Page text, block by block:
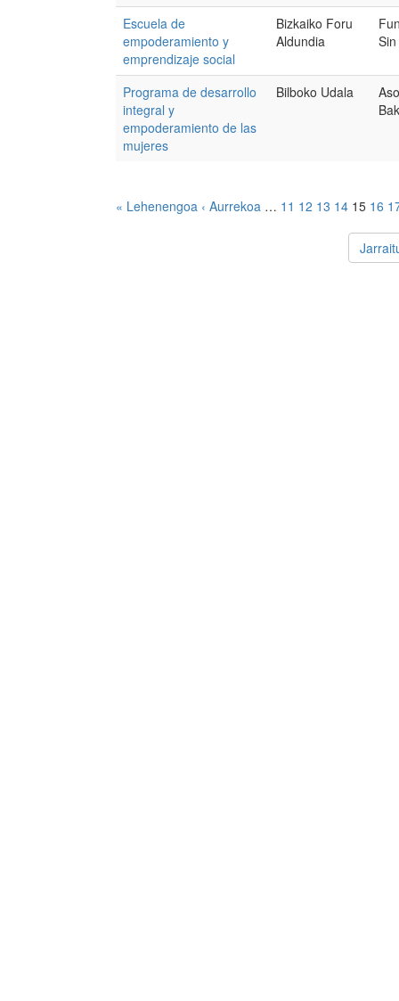
Escuela de
empoderamiento y
emprendizaje social
Bizkaiko Foru
Aldundia
Programa de desarrollo
integral y
empoderamiento de las
mujeres
Bilboko Udala
« Lehenengoa ‹ Aurrekoa … 11 12 13 14 15 16